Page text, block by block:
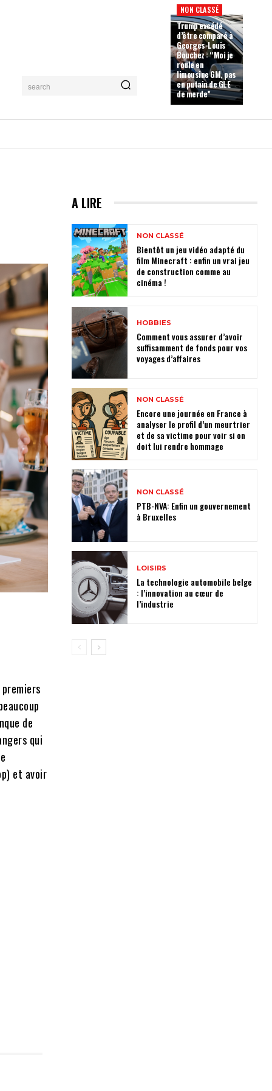
search
NON CLASSÉ
Trump excédé
d’être comparé à
Georges-Louis
Bouchez : “Moi je
roule en
limousine GM, pas
en putain de GLE
de merde”
de
qui
et avoir
A LIRE
NON CLASSÉ
Bientôt un jeu vidéo adapté du
film Minecraft : enfin un vrai jeu
de construction comme au
cinéma !
HOBBIES
Comment vous assurer d’avoir
suffisamment de fonds pour vos
voyages d’affaires
NON CLASSÉ
Encore une journée en France à
analyser le profil d’un meurtrier
et de sa victime pour voir si on
doit lui rendre hommage
NON CLASSÉ
PTB-NVA: Enfin un gouvernement
à Bruxelles
LOISIRS
La technologie automobile belge
: l’innovation au cœur de
l’industrie